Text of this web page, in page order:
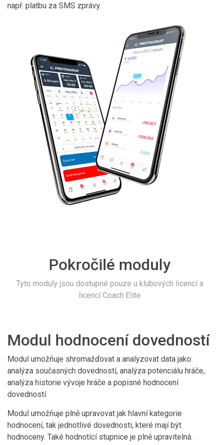
např. platbu za SMS zprávy.
Pokročilé moduly
Tyto moduly jsou dostupné pouze u klubových licencí a
licencí Coach Elite
Modul hodnocení dovedností
Modul umožňuje shromažďovat a analyzovat data jako:
analýza současných dovedností, analýza potenciálu hráče,
analýza historie vývoje hráče a popisné hodnocení
dovedností.
Modul umožňuje plně upravovat jak hlavní kategorie
hodnocení, tak jednotlivé dovednosti, které mají být
hodnoceny. Také hodnotící stupnice je plně upravitelná.